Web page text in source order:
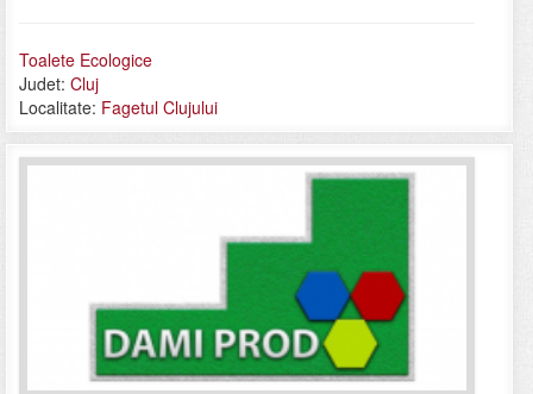
Toalete Ecologice
Judet: Cluj
Localitate: Fagetul Clujului